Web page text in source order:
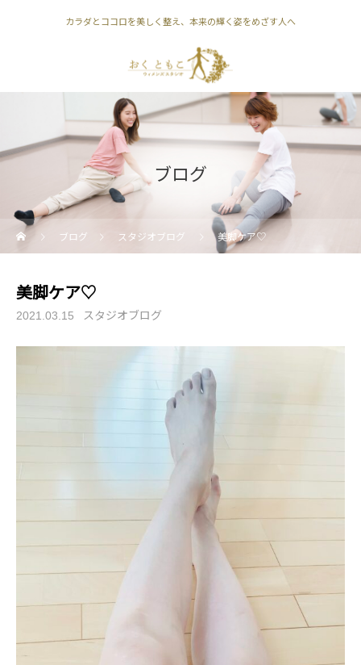
カラダとココロを美しく整え、本来の輝く姿をめざす人へ
ブログ
ブログ スタジオブログ 美脚ケア♡
美脚ケア♡
2021.03.15 スタジオブログ